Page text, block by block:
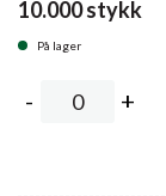
10.000 stykk
På lager